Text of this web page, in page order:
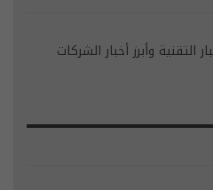
التقنية وأبرز أخبار الشركات